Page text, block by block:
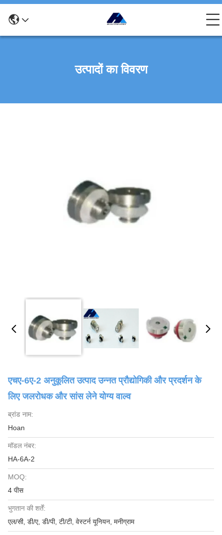
उत्पादों का विवरण
एचए-6ए-2 अनुकूलित उत्पाद उन्नत प्रौद्योगिकी और प्रदर्शन के
लिए जलरोधक और सांस लेने योग्य वाल्व
ब्रांड नाम:
Hoan
मॉडल नंबर:
HA-6A-2
MOQ:
4 पीस
भुगतान की शर्तें:
एल/सी, डी/ए, डी/पी, टी/टी, वेस्टर्न यूनियन, मनीग्राम